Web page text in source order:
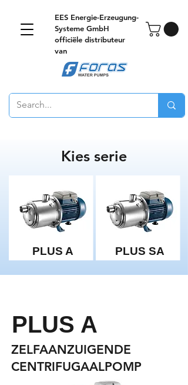
EES Energie-Erzeugung-
Systeme GmbH
officiële distributeur
van
Kies serie
PLUS A PLUS SA
PLUS A
ZELFAANZUIGENDE
CENTRIFUGAALPOMP